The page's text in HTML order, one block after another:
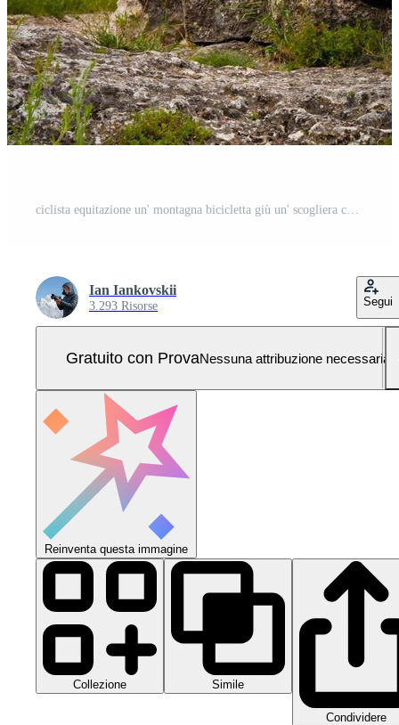
ciclista equitazione un' montagna bicicletta giù un' scogliera con bellissimo campagna nel il sfondo. estremo sport e enduro bicicletta concetto Foto Pro
Ian Iankovskii
3.293 Risorse Segui
Gratuito con ProvaNessuna attribuzione necessaria
Reinventa questa immagine
Collezione Simile
Condividere